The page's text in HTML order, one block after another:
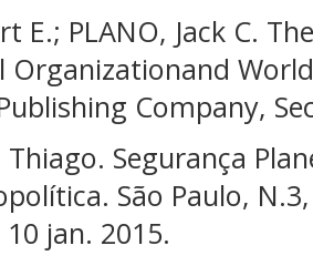
E.; PLANO, Jack C.
Organizationand
Company,
Thiago. Segurança
São Paulo,
jan. 2015.